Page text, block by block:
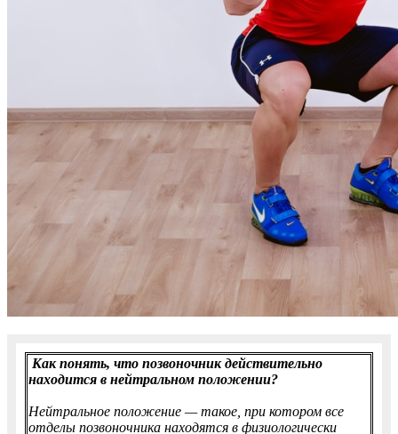
Как понять, что позвоночник действительно
находится в нейтральном положении?
Нейтральное положение — такое, при котором все
отделы позвоночника находятся в физиологически